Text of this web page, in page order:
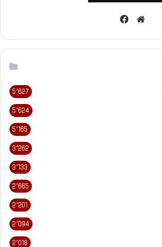
موقع
5٬627
5٬624
5٬165
3٬262
3٬133
2٬665
2٬201
2٬094
2٬018